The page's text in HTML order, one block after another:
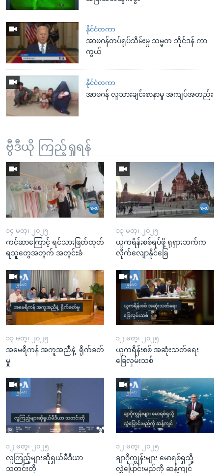
နိုင်ငံတကာ
အာဖဂန်တပ်ရုပ်သိမ်းမှု သမ္မတ ဘိုင်ဒန် ကာ
ကွယ်
နိုင်ငံတကာ
အာဖဂန် လူသားချင်းစာနာမှု အကျပ်အတည်း
ဗွီဒီယို ကြည့်ရှုရန်
၁၄ မတ္၊ ၂၀၂၅
ကင်ဆာကြောင့် ရင်သားဖြတ်ထုတ်
ရသူတွေအတွက် အတွင်းခံ
၁၃ မတ္၊ ၂၀၂၅
ယူကရိန်းစစ်ရပ်ဖို့ ရုရှားဘက်က
လိုက်လျောနိုင်ခြေ
၁၃ မတ္၊ ၂၀၂၅
အမေရိကန် အကူအညီနဲ့ ရိုက်ခတ်
မှု
၁၂ မတ္၊ ၂၀၂၅
ယူကရိန်းစစ် အဆုံးသတ်ရေး
ခြေလှမ်းသစ်
၁၂ မတ္၊ ၂၀၂၅
လူကြည့်များဆိုရှယ်မီဒီယာ
သတင်းတို
၁၂ မတ္၊ ၂၀၂၅
ချာဂိုကျွန်းများ မောရစ်ရှသို့
လွှဲပြောင်းမည်ကို ဆန့်ကျင်